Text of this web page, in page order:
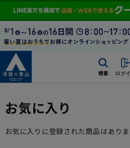
検索 ログ
お気に入り
お気に入りに登録された商品はありま